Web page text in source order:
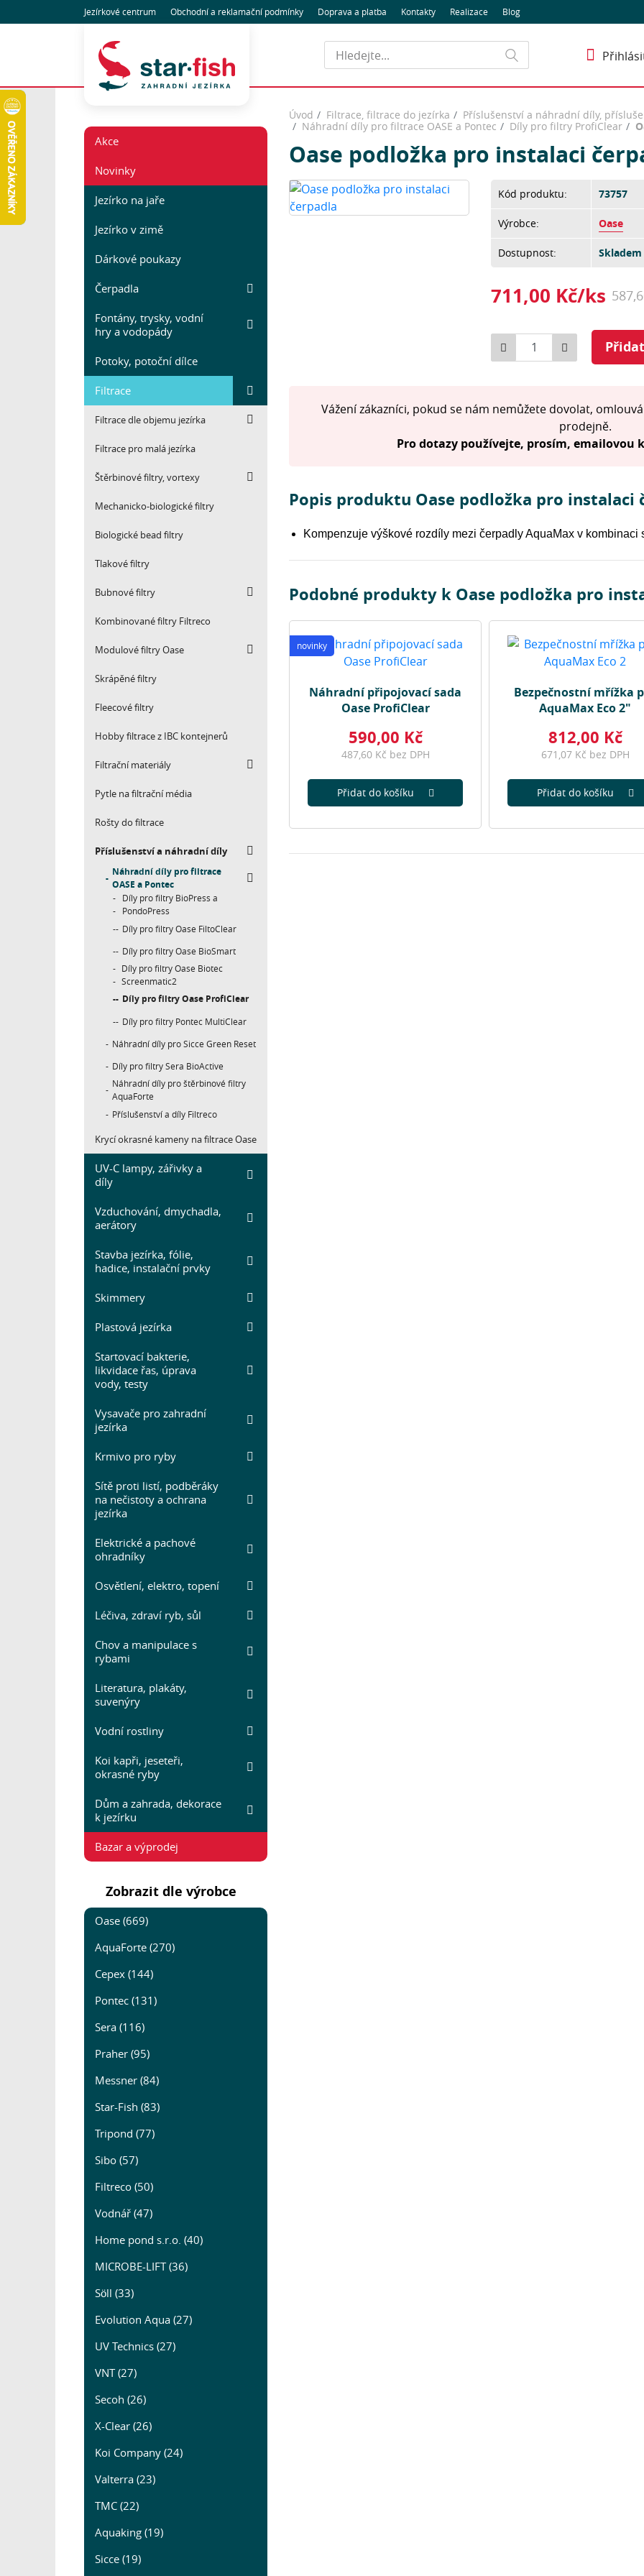
Jezírkové centrum Obchodnía reklamační podmínky Doprava a platba Kontakty Realizace Blog
Hledat
Akce
Novinky
Jezírko na jaře
Jezírko v zimě
Dárkové poukazy
Čerpadla
Fontány, trysky, vodní
hry a vodopády
Potoky, potoční dílce
Filtrace
Filtrace dle objemu jezírka
Filtrace pro malá jezírka
Štěrbinové filtry, vortexy
Mechanicko-biologické filtry
Biologické bead filtry
Tlakové filtry
Bubnové filtry
Kombinované filtry Filtreco
Modulové filtry Oase
Skrápěné filtry
Fleecové filtry
Hobby filtrace z IBC kontejnerů
Filtrační materiály
Pytle na filtrační média
Rošty do filtrace
Příslušenství a náhradní díly
Náhradní díly pro filtrace
OASE a Pontec
Díly pro filtry BioPress a
PondoPress
Díly pro filtry Oase FiltoClear
Díly pro filtry Oase BioSmart
Díly pro filtry Oase Biotec
Screenmatic2
Díly pro filtry Oase ProfiClear
Díly pro filtry Pontec MultiClear
Náhradní díly pro Sicce Green Reset
Díly pro filtry Sera BioActive
Náhradní díly pro štěrbinové filtry
AquaForte
Příslušenství a díly Filtreco
Krycí okrasné kameny na filtrace Oase
UV-C lampy, zářivky a
díly
Vzduchování, dmychadla,
aerátory
Stavba jezírka, fólie,
hadice, instalační prvky
Skimmery
Plastová jezírka
Startovací bakterie,
likvidace řas, úprava
vody, testy
Vysavače pro zahradní
jezírka
Krmivo pro ryby
Sítě proti listí, podběráky
na nečistoty a ochrana
jezírka
Elektrické a pachové
ohradníky
Osvětlení, elektro, topení
Léčiva, zdraví ryb, sůl
Chov a manipulace s
rybami
Literatura, plakáty,
suvenýry
Vodní rostliny
Koi kapři, jeseteři,
okrasné ryby
Dům a zahrada, dekorace
k jezírku
Bazar a výprodej
Zobrazit dle výrobce
Oase (669)
AquaForte (270)
Cepex (144)
Pontec (131)
Sera (116)
Praher (95)
Messner (84)
Star-Fish (83)
Tripond (77)
Sibo (57)
Filtreco (50)
Vodnář (47)
Home pond s.r.o. (40)
MICROBE-LIFT (36)
Söll (33)
Evolution Aqua (27)
UV Technics (27)
VNT (27)
Secoh (26)
X-Clear (26)
Koi Company (24)
Valterra (23)
TMC (22)
Aquaking (19)
Sicce (19)
Úvod Filtrace, filtrace do jezírka
Příslušenství a náhradní díly,
Náhradní díly pro filtrace OASE a Pontec
Díly pro filtry ProfiClear
Oase podložka pro instalaci
Kód produktu: 73757
Výrobce: Oase
Dostupnost:
711,00 Kč/ks
Počet
Vážení zákazníci, pokud se nám nemůžete dovolat,
prodejně.
Pro dotazy používejte, prosím, emailovou
Popis produktu Oase podložka pro instalaci
Kompenzuje výškové rozdíly mezi čerpadly AquaMax v
Podobné produkty k Oase podložka pro
novinky
Náhradní připojovací sada
Oase ProfiClear
590,00 Kč
487,60 Kč bez DPH
Přidat do košíku
Bezpečnostní mřížka
AquaMax Eco 2"
812,00 Kč
671,07 Kč bez DPH
Přidat do košíku